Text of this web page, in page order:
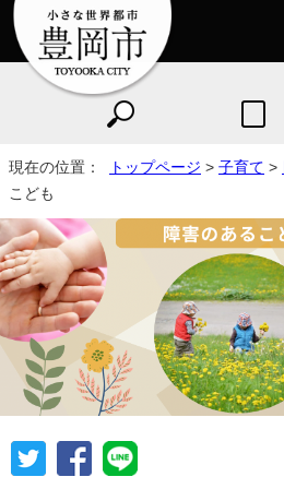
現在の位置： トップページ > 子育て >
こども